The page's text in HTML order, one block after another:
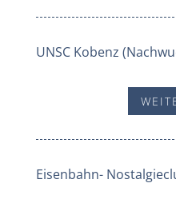
UNSC Kobenz
Eisenbahn-